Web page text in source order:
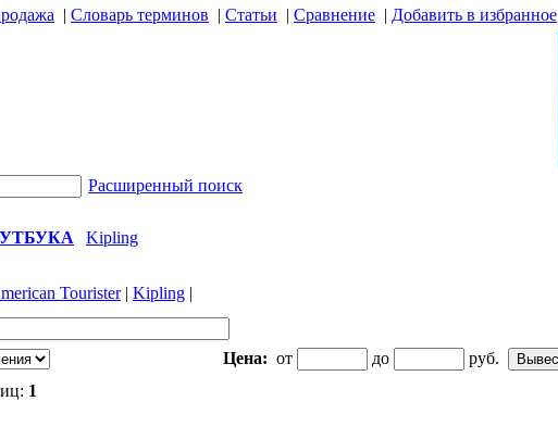
| Словарь терминов | Статьи | Сравнение | Добавить в избранное
Расширенный поиск
Kipling
Tourister| Kipling |
Цена: от до
руб.
1